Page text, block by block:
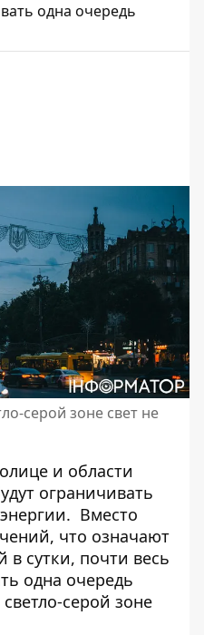
одна очередь
серой зоне свет не
и области
ограничивать
Вместо
, что означают
в сутки, почти весь
одна очередь
серой зоне